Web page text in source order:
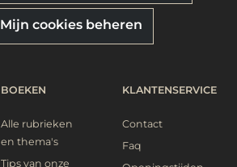
Mijn cookies beheren
BOEKEN
Alle rubrieken
en thema's
Tips van onze
KLANTENSERVICE
Contact
Faq